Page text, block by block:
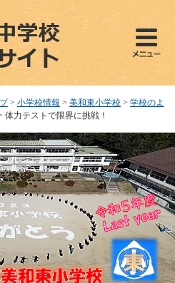
> 小学校情報 > 美和東小学校 > 学校のよ
体力テストで限界に挑戦！